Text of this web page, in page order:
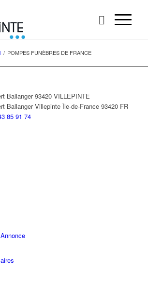
/ POMPES FUNÈBRES DE FRANCE
Ballanger 93420 VILLEPINTE
Ballanger Villepinte Île-de-France 93420 FR
85 91 74